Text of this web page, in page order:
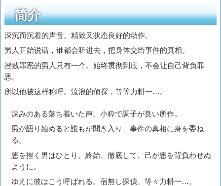
简介
深沉而沉着的声音。精致又状态良好的动作。
男人开始说话，谁都会听进去，把身体交给事件的真相。
挫败罪恶的男人只有一个。始终贯彻到底，不会让自己背负罪
恶。
所以他被这样称呼。流浪的侦探，等等力耕一…。
深みのある落ち着いた声。小粋で調子が良い所作。
男が語り始めると誰もが聞き入り、事件の真相に身を委ね
る。
悪を挫く男はひとり。終始、徹底して、己が悪を背負わせぬ
ように。
ゆえに彼はこう呼ばれる。宿無し探偵、等々力耕一…。